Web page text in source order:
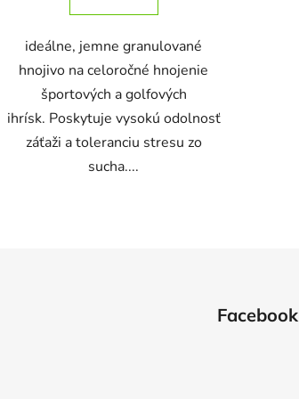
ideálne, jemne granulované
hnojivo na celoročné hnojenie
športových a golfových
ihrísk. Poskytuje vysokú odolnosť
záťaži a toleranciu stresu zo
sucha....
Facebook